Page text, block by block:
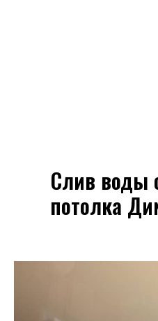
Слив воды
потолка